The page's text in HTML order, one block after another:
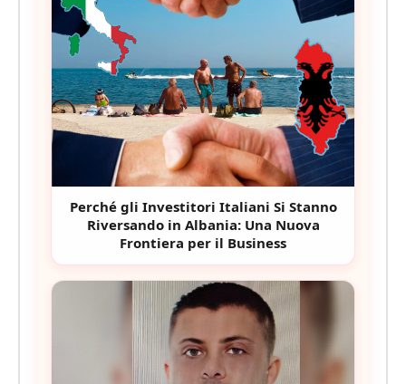
Perché gli Investitori Italiani Si Stanno
Riversando in Albania: Una Nuova
Frontiera per il Business